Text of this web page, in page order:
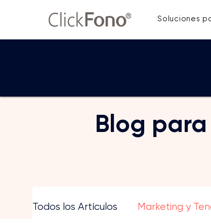
Soluciones
Blog
Todos los Artículos
Marketing y